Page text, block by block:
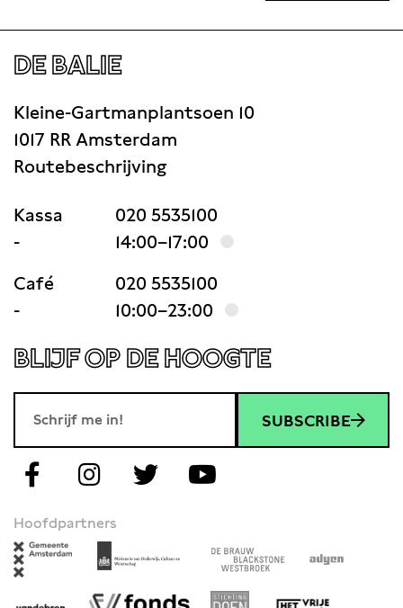
DE BALIE
Kleine-Gartmanplantsoen 10
1017 RR Amsterdam
Routebeschrijving
Kassa
020 5535100
-
14:00–17:00
Café
020 5535100
-
10:00–23:00
BLIJF OP DE HOOGTE
SUBSCRIBE
Hoofdpartners